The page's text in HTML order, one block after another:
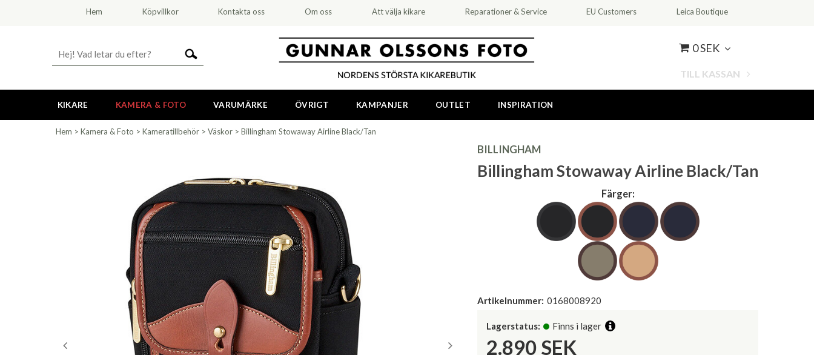
Hem Köpvillkor Kontakta oss Om oss Att välja kikare Reparationer & Service EU Customers Leica Boutique
0 SEK
TILL KASSAN
KIKARE KAMERA & FOTO VARUMÄRKE ÖVRIGT KAMPANJER OUTLET INSPIRATION
Hem > Kamera & Foto > Kameratillbehör > Väskor > Billingham Stowaway Airline Black/Tan
BILLINGHAM
Billingham Stowaway Airline Black/Tan
Färger:
Artikelnummer: 0168008920
Lagerstatus: Finns i lager
2.890 SEK